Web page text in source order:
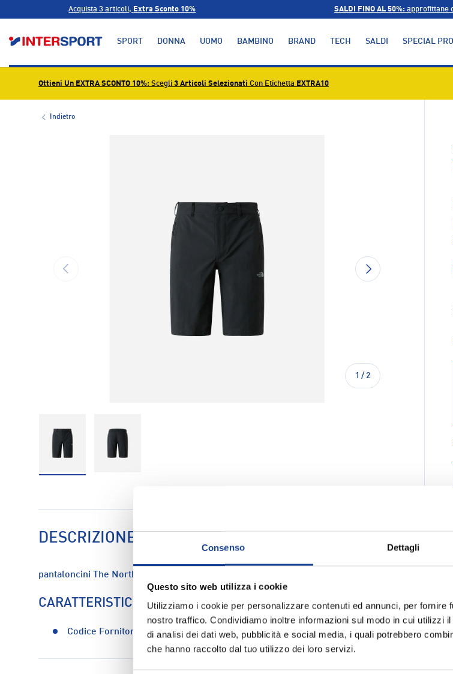
Consenso Dettagli
Questo sito web utilizza i cookie
Utilizziamo i cookie per personalizzare contenuti ed annunci, per fornire
nostro traffico. Condividiamo inoltre informazioni sul modo in cui utilizzi
di analisi dei dati web, pubblicità e social media, i quali potrebbero
che hanno raccolto dal tuo utilizzo dei loro servizi.
Acquista 3 articoli, Extra Sconto 10% SALDI FINO AL 50%: approfittane
SPORT DONNA UOMO BAMBINO BRAND TECH SALDI SPECIAL
Ottieni Un EXTRA SCONTO 10%: Scegli 3 Articoli Selezionati Con Etichetta EXTRA10
Indietro
INDIETRO
1 /di
2
AVANTI
DESCRIZIONE
pantaloncini The North Face TANKEN M - Uomo
CARATTERISTICHE
Codice Fornitore: nf0a8gznmn81